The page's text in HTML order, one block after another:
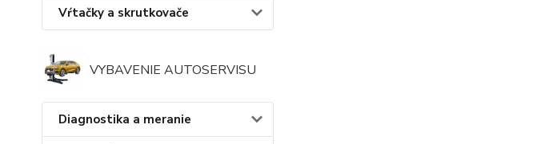
Vŕtačky a skrutkovače
VYBAVENIE AUTOSERVISU
Diagnostika a meranie